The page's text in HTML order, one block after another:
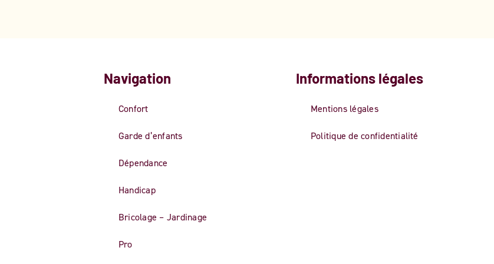
Navigation
Confort
Garde d’enfants
Dépendance
Handicap
Bricolage – Jardinage
Pro
Informations légales
Mentions légales
Politique de confidentialité